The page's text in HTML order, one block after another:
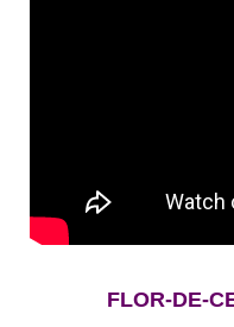
FLOR-DE-